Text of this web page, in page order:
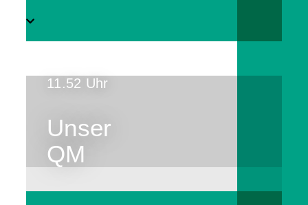
11.52 Uhr
Unser
QM